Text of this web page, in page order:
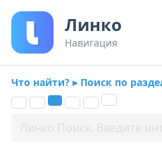
Линко
Навигация
Что найти? ▸ Поиск по